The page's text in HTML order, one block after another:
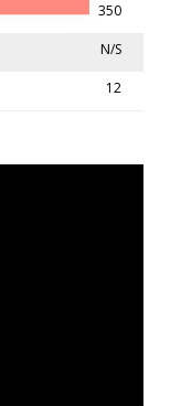
350
N/S
12